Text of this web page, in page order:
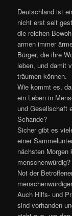
Deutschland ist
nicht erst seit
die reichen
armen immer
Bürger, die ihre
leben, und damit
träumen können.
Wie kommt es,
ein Leben in
und Gesellschaft
Schande?
Sicher gibt es
einer
nächsten Morgen
Not der
Auch Hilfs- und
sind vorhanden